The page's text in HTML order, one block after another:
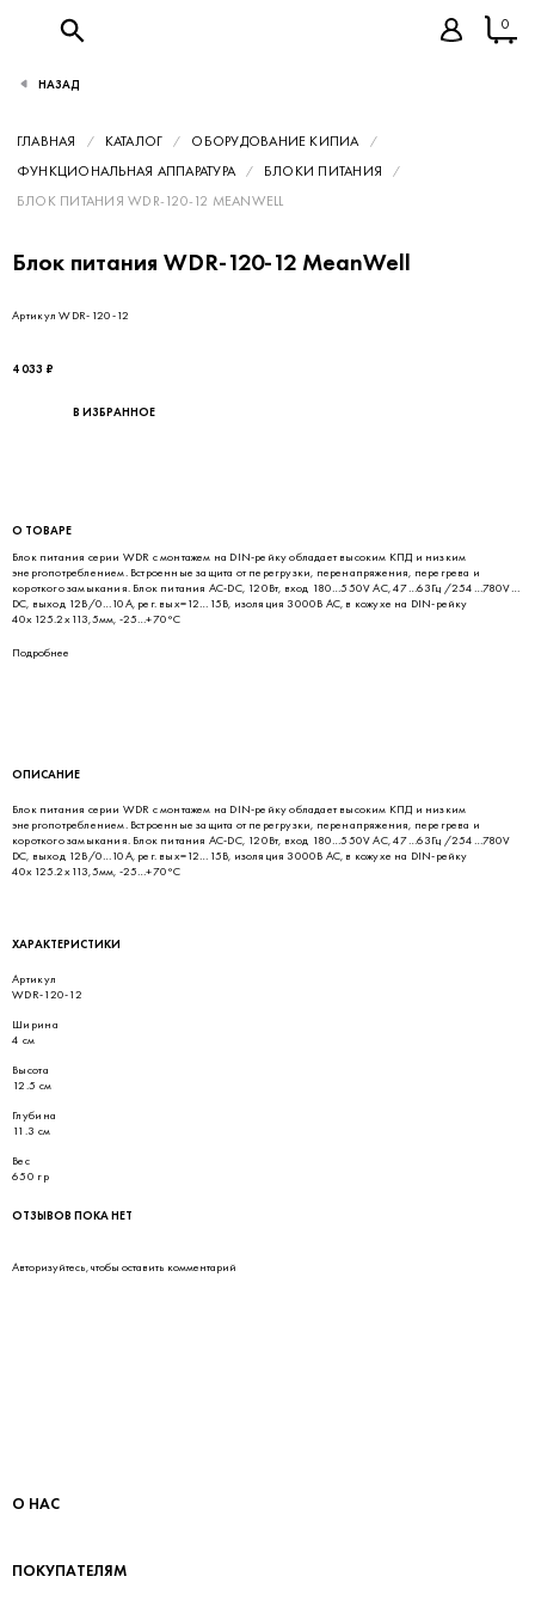
0
ГЛАВНАЯ КАТАЛОГ
ОБОРУДОВАНИЕ КИПИА
ФУНКЦИОНАЛЬНАЯ АППАРАТУРА
БЛОКИ ПИТАНИЯ
БЛОК ПИТАНИЯ WDR-120-12 MEANWELL
Блок питания WDR-120-12 MeanWell
Артикул WDR-120-12
4 033 ₽
В ИЗБРАННОЕ
О ТОВАРЕ
Блок питания серии WDR с монтажем на DIN-рейку обладает высоким КПД и низким
энергопотреблением. Встроенные защита от перегрузки, перенапряжения, перегрева и
короткого замыкания. Блок питания AC-DC, 120Вт, вход 180…550V AC, 47…63Гц /254…780V
DC, выход 12В/0…10A, рег. вых=12…15В, изоляция 3000В AC, в кожухе на DIN-рейку
40х125.2х113,5мм, -25…+70°С
Подробнее
ОПИСАНИЕ
Блок питания серии WDR с монтажем на DIN-рейку обладает высоким КПД и низким
энергопотреблением. Встроенные защита от перегрузки, перенапряжения, перегрева и
короткого замыкания. Блок питания AC-DC, 120Вт, вход 180…550V AC, 47…63Гц /254…780V
DC, выход 12В/0…10A, рег. вых=12…15В, изоляция 3000В AC, в кожухе на DIN-рейку
40х125.2х113,5мм, -25…+70°С
ХАРАКТЕРИСТИКИ
Артикул
WDR-120-12
Ширина
4 см
Высота
12.5 см
Глубина
11.3 см
Вес
650 гр
ОТЗЫВОВ ПОКА НЕТ
Авторизуйтесь, чтобы оставить комментарий
О НАС
ПОКУПАТЕЛЯМ
НАЗАД